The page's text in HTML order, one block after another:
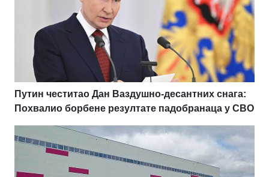
Путин честитао Дан Ваздушно-десантних снага:
Похвалио борбене резултате падобранаца у СВО